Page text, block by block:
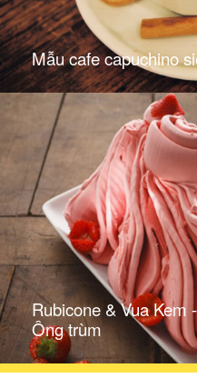
Mẫu cafe capuchino
Rubicone & Vua Kem
Ông trùm